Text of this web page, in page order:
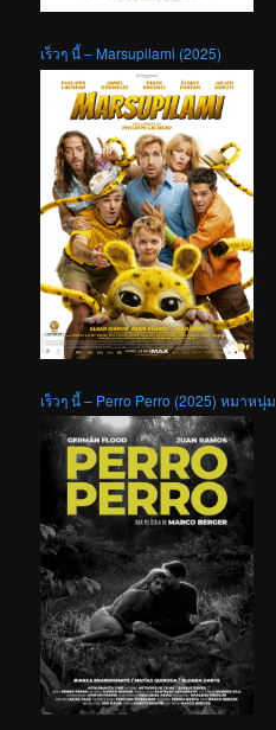
เร็วๆ นี้ – Marsupilami (2025)
เร็วๆ นี้ – Perro Perro (2025) หมาหนุ่ม